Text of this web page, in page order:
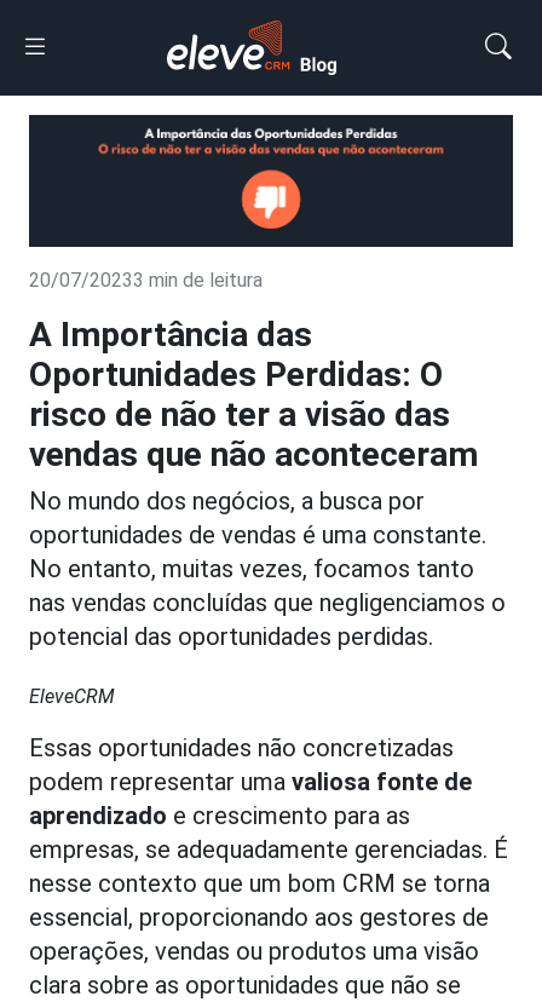
20/07/20233 min de leitura
A Importância das
Oportunidades Perdidas: O
risco de não ter a visão das
vendas que não aconteceram
No mundo dos negócios, a busca por
oportunidades de vendas é uma constante.
No entanto, muitas vezes, focamos tanto
nas vendas concluídas que negligenciamos o
potencial das oportunidades perdidas.
EleveCRM
Essas oportunidades não concretizadas
podem representar uma valiosa fonte de
aprendizado e crescimento para as
empresas, se adequadamente gerenciadas. É
nesse contexto que um bom CRM se torna
essencial, proporcionando aos gestores de
operações, vendas ou produtos uma visão
clara sobre as oportunidades que não se